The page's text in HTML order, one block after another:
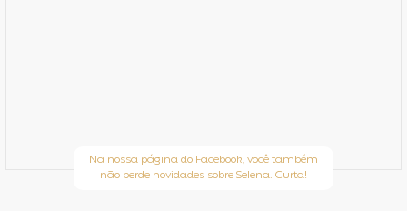
Na nossa página do Facebook, você também
não perde novidades sobre Selena. Curta!